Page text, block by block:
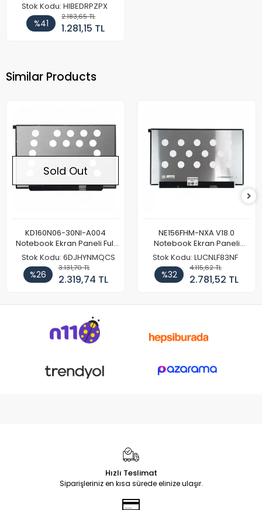
Stok Kodu: HIBEDRPZPX
%41
2.183,65 TL
1.281,15 TL
Similar Products
Sold Out
KD160N06-30NI-A004
Notebook Ekran Paneli Full
HD
Stok Kodu: 6DJHYNMQCS
%26
3.131,70 TL
2.319,74 TL
NE156FHM-NXA V18.0
Notebook Ekran Paneli
144Hz
Stok Kodu: LUCNLF83NF
%32
4.115,62 TL
2.781,52 TL
Hızlı Teslimat
Siparişleriniz en kısa sürede elinize ulaşır.